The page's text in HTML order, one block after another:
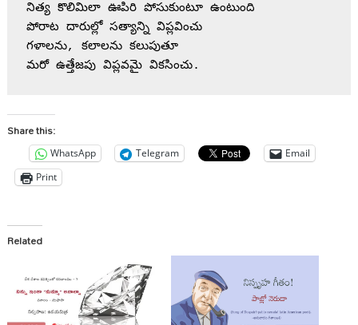
నిత్య కొలిమిలా ఊపిరి పోసుకుంటూ ఉంటుంది
పోరాట దారుల్లో సత్యాన్ని విప్లవించు
గళాలను, కలాలను కలుపుతూ
Share this:
WhatsApp Telegram
Email
Print
Related